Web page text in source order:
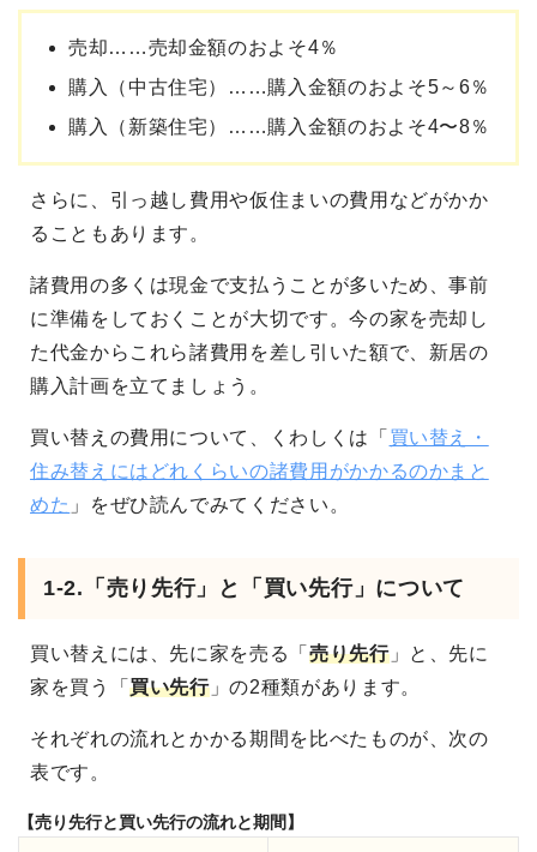
売却……売却金額のおよそ4％
購入（中古住宅）……購入金額のおよそ5～6％
購入（新築住宅）……購入金額のおよそ4〜8％
さらに、引っ越し費用や仮住まいの費用などがかか
ることもあります。
諸費用の多くは現金で支払うことが多いため、事前
に準備をしておくことが大切です。今の家を売却し
た代金からこれら諸費用を差し引いた額で、新居の
購入計画を立てましょう。
買い替えの費用について、くわしくは「 買い替え・
住み替えにはどれくらいの諸費用がかかるのかまと
めた 」をぜひ読んでみてください。
1-2.「売り先行」と「買い先行」について
買い替えには、先に家を売る「 売り先行」と、先に
家を買う「買い先行」の2種類があります。
それぞれの流れとかかる期間を比べたものが、次の
表です。
【売り先行と買い先行の流れと期間】